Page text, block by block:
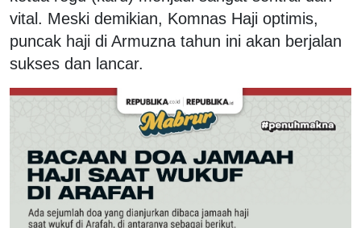
vital. Meski demikian, Komnas Haji optimis,
puncak haji di Armuzna tahun ini akan berjalan
sukses dan lancar.